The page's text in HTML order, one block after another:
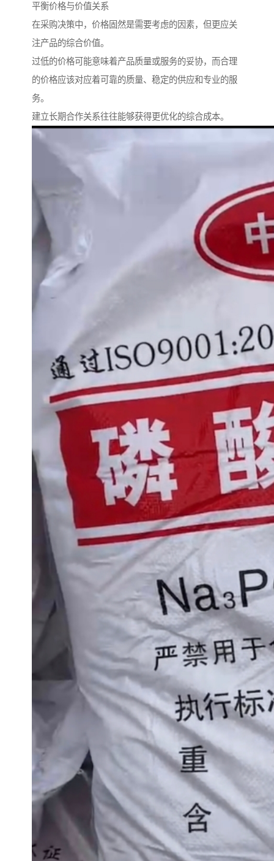
平衡价格与价值关系
在采购决策中，价格固然是需要考虑的因素，但更应关
注产品的综合价值。
过低的价格可能意味着产品质量或服务的妥协，而合理
的价格应该对应着可靠的质量、稳定的供应和专业的服
务。
建立长期合作关系往往能够获得更优化的综合成本。